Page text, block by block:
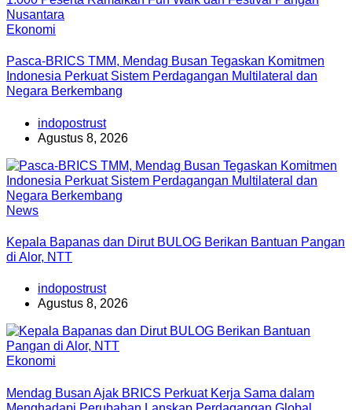
Ekonomi
Pasca-BRICS TMM, Mendag Busan Tegaskan Komitmen
Indonesia Perkuat Sistem Perdagangan Multilateral dan
Negara Berkembang
indopostrust
Agustus 8, 2026
News
Kepala Bapanas dan Dirut BULOG Berikan Bantuan Pangan
di Alor, NTT
indopostrust
Agustus 8, 2026
Ekonomi
Mendag Busan Ajak BRICS Perkuat Kerja Sama dalam